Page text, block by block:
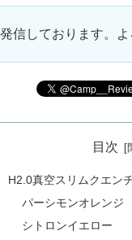
信しております。
目次
H2.0真空スリムクエン
パーシモンオレンジ
シトロンイエロー